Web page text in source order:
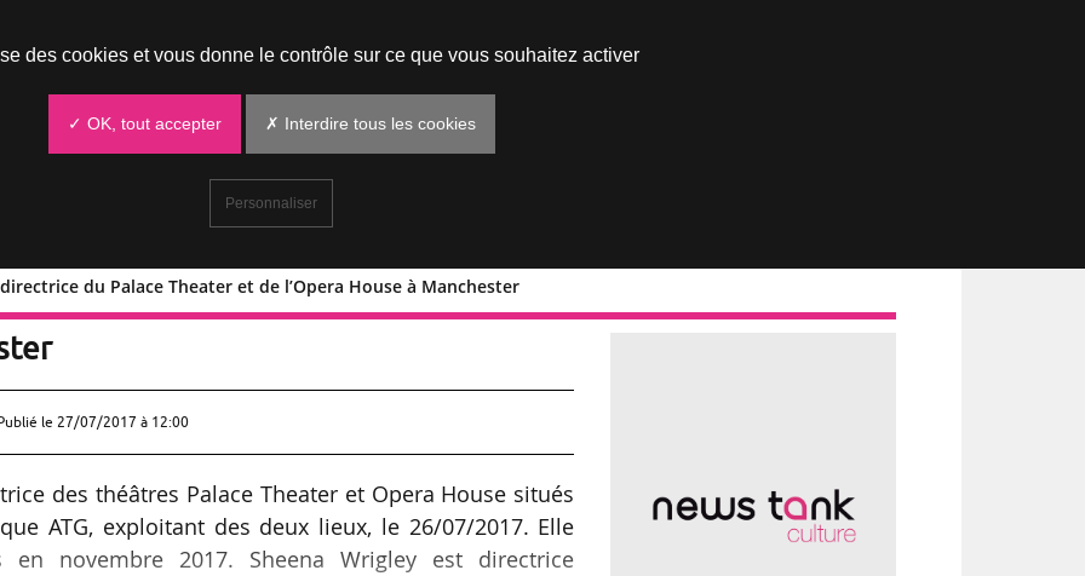
du Palace Theater et de l’Opera House à Manchester
directrice du Palace Theater et de
le 27/07/2017 à 12:00
des théâtres Palace Theater et Opera House situés
ATG, exploitant des deux lieux, le 26/07/2017. Elle
en novembre 2017. Sheena Wrigley est directrice
des cookies et vous donne le contrôle sur ce que vous souhaitez activer
✓ OK, tout accepter ✗ Interdire tous les cookies
Personnaliser